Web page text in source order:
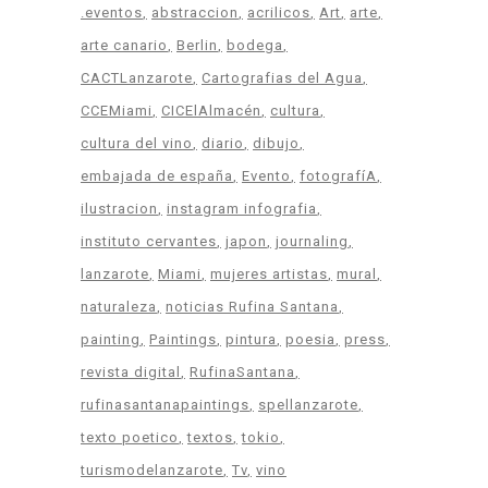
.eventos abstraccion acrilicos Art
arte
arte canario
Berlin
bodega
CACTLanzarote
Cartografias del Agua
CCEMiami
CICElAlmacén
cultura
cultura del vino
diario
dibujo
embajada de españa
Evento
fotografíA
ilustracion
instagram infografia
instituto cervantes japon
journaling
lanzarote Miami mujeres artistas mural
naturaleza
noticias Rufina Santana
painting
Paintings pintura poesia
press
revista digital
RufinaSantana
rufinasantanapaintings
spellanzarote
texto poetico
textos tokio
turismodelanzarote Tv vino